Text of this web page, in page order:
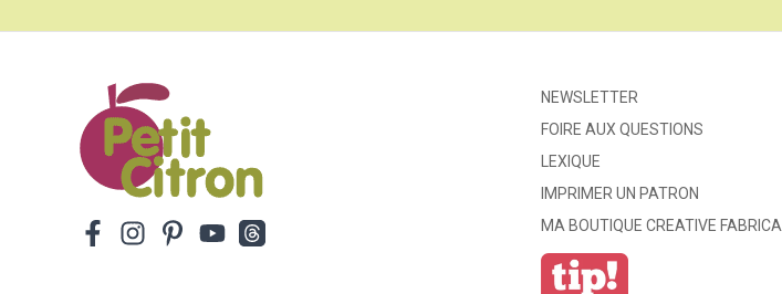
NEWSLETTER
FOIRE AUX QUESTIONS
LEXIQUE
IMPRIMER UN PATRON
MA BOUTIQUE CREATIVE FABRICA